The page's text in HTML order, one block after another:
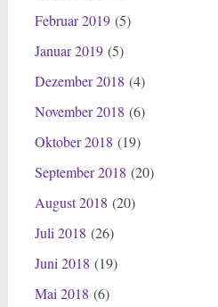
Februar 2019(5)
Januar 2019(5)
Dezember 2018 (4)
November 2018 (6)
Oktober 2018 (19)
September 2018 (20)
August 2018 (20)
Juli 2018 (26)
Juni 2018 (19)
Mai 2018 (6)